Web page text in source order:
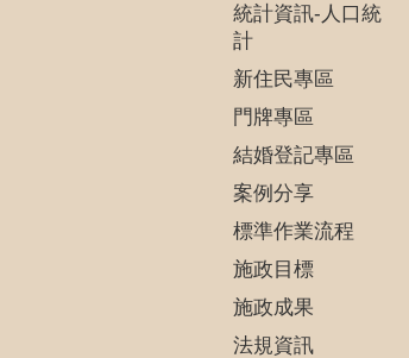
統計資訊-人口統
計
新住民專區
門牌專區
結婚登記專區
案例分享
標準作業流程
施政目標
施政成果
法規資訊